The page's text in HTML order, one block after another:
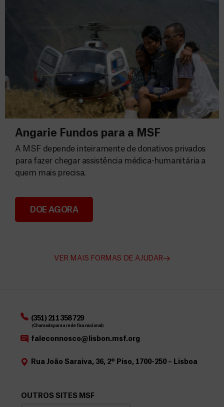
Angarie Fundos para a MSF
Angarie Fundos para a MSF
A MSF depende inteiramente de donativos privados
para fazer chegar assistência médica-humanitária a
quem mais precisa.
DOE AGORA
VER MAIS FORMAS DE AJUDAR
(351) 211 358 729
(Chamada para a rede fixa nacional)
faleconnosco@lisbon.msf.org
Rua João Saraiva, 36, 2º Piso, 1700-250 – Lisboa
OUTROS SITES MSF